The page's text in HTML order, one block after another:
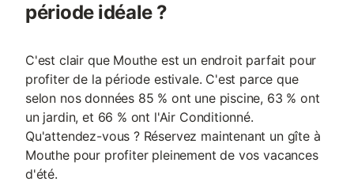
période idéale ?
C'est clair que Mouthe est un endroit parfait pour
profiter de la période estivale. C'est parce que
selon nos données 85 % ont une piscine, 63 % ont
un jardin, et 66 % ont l'Air Conditionné.
Qu'attendez-vous ? Réservez maintenant un gîte à
Mouthe pour profiter pleinement de vos vacances
d'été.